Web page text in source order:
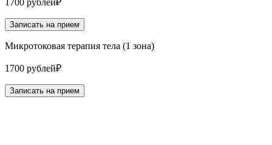
1700 рублей₽
Записать на прием
Микротоковая терапия тела (1 зона)
1700 рублей₽
Записать на прием